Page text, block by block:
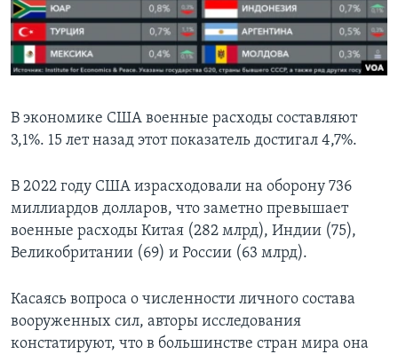
В экономике США военные расходы составляют
3,1%. 15 лет назад этот показатель достигал 4,7%.
В 2022 году США израсходовали на оборону 736
миллиардов долларов, что заметно превышает
военные расходы Китая (282 млрд), Индии (75),
Великобритании (69) и России (63 млрд).
Касаясь вопроса о численности личного состава
вооруженных сил, авторы исследования
констатируют, что в большинстве стран мира она